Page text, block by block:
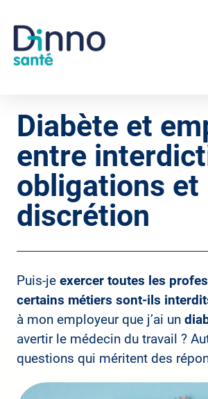
contenu
principal
Image
Diabète et
entre
obligations et
discrétion
Puis-je exercer toutes les
certains métiers sont-ils
à mon employeur que j’ai un
avertir le médecin du travail ?
questions qui méritent des